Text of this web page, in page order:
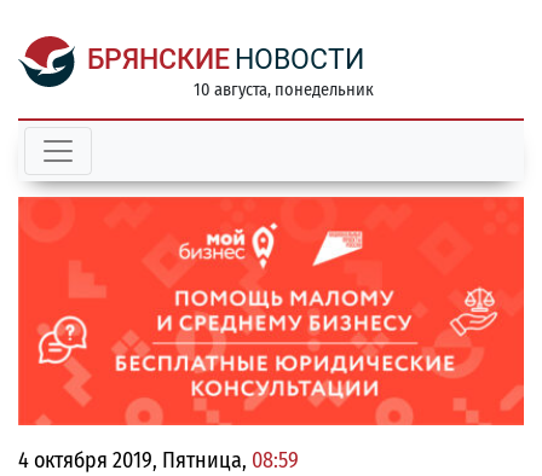
БРЯНСКИЕ НОВОСТИ
10 августа, понедельник
4 октября 2019, Пятница, 08:59